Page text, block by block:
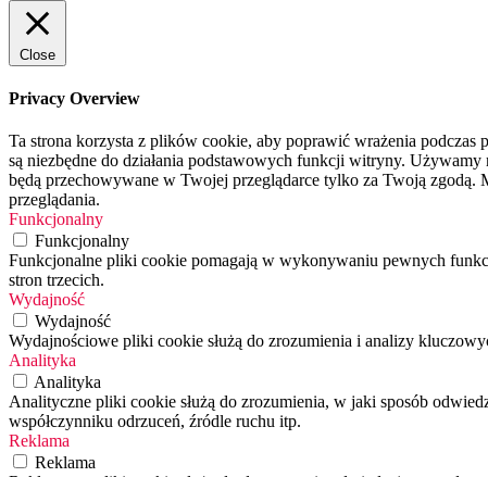
Close
Privacy Overview
Ta strona korzysta z plików cookie, aby poprawić wrażenia
są niezbędne do działania podstawowych funkcji witryny.
będą przechowywane w Twojej przeglądarce tylko za Twoją
przeglądania.
Funkcjonalny
Funkcjonalny
Funkcjonalne pliki cookie pomagają w wykonywaniu pewnych
stron trzecich.
Wydajność
Wydajność
Wydajnościowe pliki cookie służą do zrozumienia i analizy
Analityka
Analityka
Analityczne pliki cookie służą do zrozumienia, w jaki sposób
współczynniku odrzuceń, źródle ruchu itp.
Reklama
Reklama